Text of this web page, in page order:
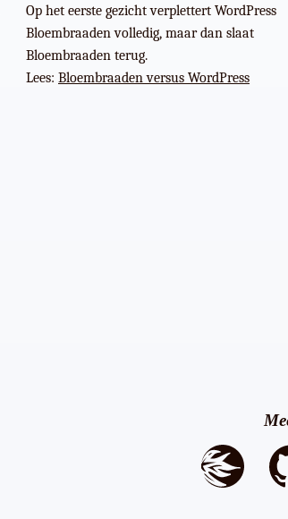
Op het eerste gezicht verplettert WordPress
Bloembraaden volledig, maar dan slaat
Bloembraaden terug.
Lees: Bloembraaden versus WordPress